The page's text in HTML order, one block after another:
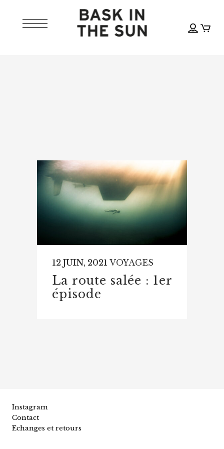
12 JUIN, 2021 VOYAGES
La route salée : 1er
épisode
Instagram
Contact
Echanges et retours